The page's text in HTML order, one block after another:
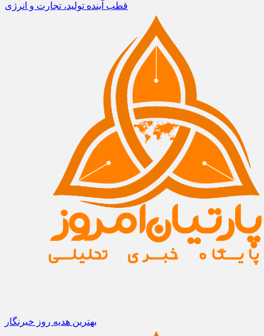
قطب آینده تولید، تجارت و انرژی
بهترین هدیه روز خبرنگار